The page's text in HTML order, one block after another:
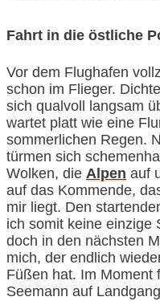
Fahrt in die östliche
Vor dem Flughafen
schon im Flieger.
sich qualvoll langsam
wartet platt wie eine
sommerlichen Regen.
türmen sich
Wolken, die Alpen auf
auf das Kommende,
mir liegt. Den
ich somit keine einzige
doch in den nächsten
mich, der endlich
Füßen hat. Im Moment
Seemann auf